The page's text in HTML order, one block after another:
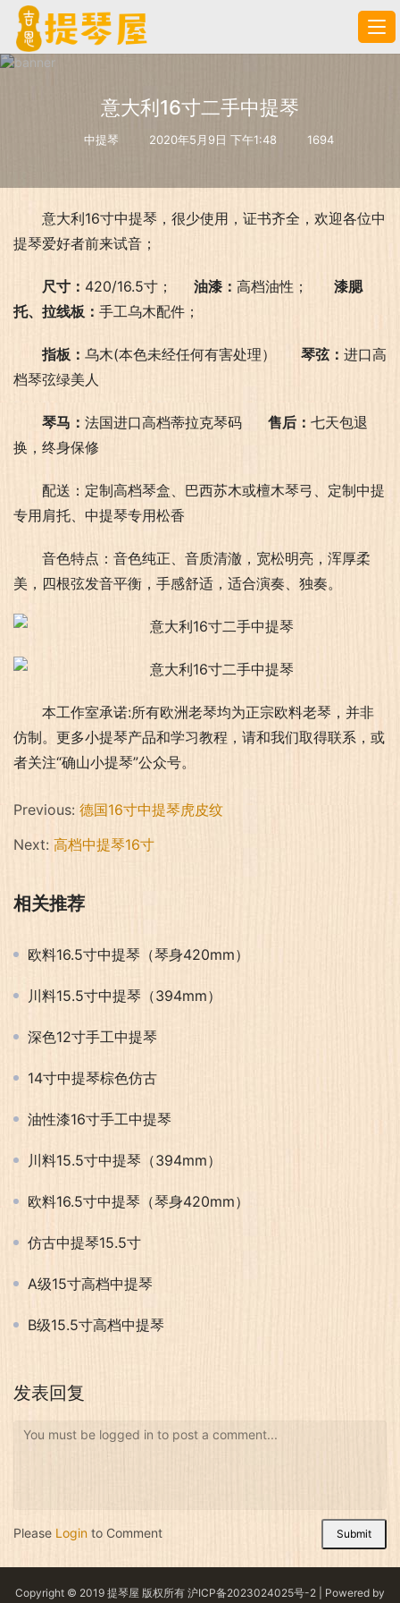
意大利16寸二手中提琴
中提琴 2020年5月9日 下午1:48 1694
意大利16寸中提琴 ，很少使用，证书齐全，欢迎各位中
提琴爱好者前来试音；
尺寸： 420/16.5寸； 油漆： 高档油性；
漆腮
托、拉线板： 手工乌木配件；
指板： 乌木(本色未经任何有害处理） 琴弦： 进口高
档琴弦绿美人
琴马： 法国进口高档蒂拉克琴码 售后： 七天包退
换，终身保修
配送：定制高档琴盒、巴西苏木或檀木琴弓、定制中提
专用肩托、中提琴专用松香
音色特点：音色纯正、音质清澈，宽松明亮，浑厚柔
美，四根弦发音平衡，手感舒适，适合演奏、独奏。
本工作室承诺:所有欧洲老琴均为正宗欧料老琴，并非
仿制。更多小提琴产品和学习教程，请和我们取得联系，或
者关注“确山小提琴”公众号。
Previous: 德国16寸中提琴虎皮纹
Next: 高档中提琴16寸
相关推荐
欧料16.5寸中提琴（琴身420mm）
川料15.5寸中提琴（394mm）
深色12寸手工中提琴
14寸中提琴棕色仿古
油性漆16寸手工中提琴
川料15.5寸中提琴（394mm）
欧料16.5寸中提琴（琴身420mm）
仿古中提琴15.5寸
A级15寸高档中提琴
B级15.5寸高档中提琴
发表回复
You must be logged in to post a comment...
Please Login to Comment Submit
Copyright © 2019 提琴屋 版权所有 沪ICP备2023024025号-2 | Powered by